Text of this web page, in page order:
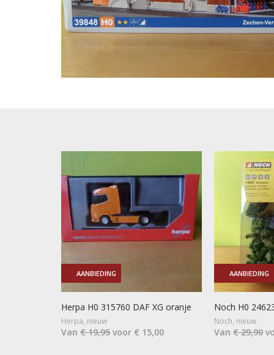
AANBIEDING
Herpa H0 315760 DAF XG oranje
Herpa, nieuw
Van € 19,95 voor € 15,00
AANBIEDING
Noch H0
Noch, nieuw
Van € 29,90